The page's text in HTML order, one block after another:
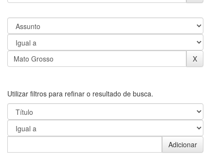
Utilizar filtros para refinar o resultado de busca.